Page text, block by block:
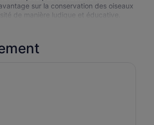
sur la conservation des oiseaux
de manière ludique et éducative.